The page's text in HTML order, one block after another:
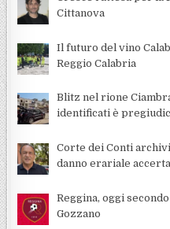
Cittanova
Il futuro del vino
Reggio Calabria
Blitz nel rione
identificati è
Corte dei Conti
danno erariale
Reggina, oggi
Gozzano